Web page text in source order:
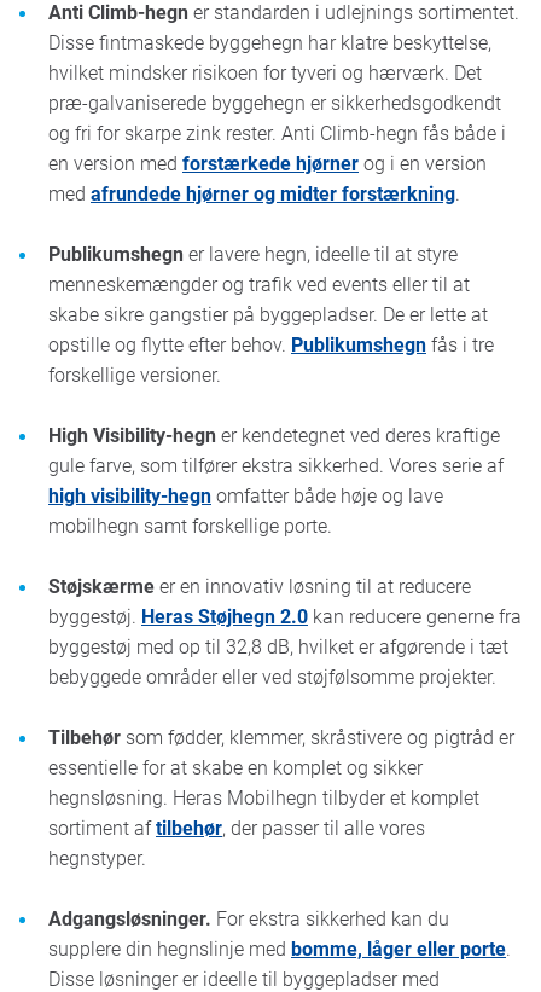
Anti Climb-hegner standarden i udlejnings sortimentet.
Disse fintmaskede byggehegn har klatre beskyttelse,
hvilket mindsker risikoen for tyveri og hærværk. Det
præ-galvaniserede byggehegn er sikkerhedsgodkendt
og fri for skarpe zink rester. Anti Climb-hegn fås både i
en version med forstærkede hjørnerog i en version
med afrundede hjørner og midter forstærkning.
Publikumshegner lavere hegn, ideelle til at styre
menneskemængder og trafik ved events eller til at
skabe sikre gangstier på byggepladser. De er lette at
opstille og flytte efter behov. Publikumshegnfås i tre
forskellige versioner.
High Visibility-hegner kendetegnet ved deres kraftige
gule farve, som tilfører ekstra sikkerhed. Vores serie af
high visibility-hegnomfatter både høje og lave
mobilhegn samt forskellige porte.
Støjskærmeer en innovativ løsning til at reducere
byggestøj. Heras Støjhegn 2.0 kan reducere generne fra
byggestøj med op til 32,8 dB, hvilket er afgørende i tæt
bebyggede områder eller ved støjfølsomme projekter.
Tilbehør som fødder, klemmer, skråstivere og pigtråd er
essentielle for at skabe en komplet og sikker
hegnsløsning. Heras Mobilhegn tilbyder et komplet
sortiment aftilbehør, der passer til alle vores
hegnstyper.
Adgangsløsninger. For ekstra sikkerhed kan du
supplere din hegnslinje med bomme, låger eller porte.
Disse løsninger er ideelle til byggepladser med